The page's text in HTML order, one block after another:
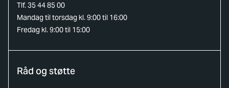
Tlf. 35 44 85 00
Mandag til torsdag kl. 9:00 til 16:00
Fredag kl. 9:00 til 15:00
Råd og støtte